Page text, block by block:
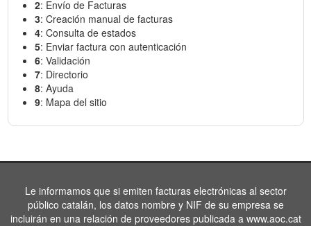
2: Envío de Facturas
3: Creación manual de facturas
4: Consulta de estados
5: Enviar factura con autenticación
6: Validación
7: Directorio
8: Ayuda
9: Mapa del sitio
Le informamos que si emiten facturas electrónicas al sector
público catalán, los datos nombre y NIF de su empresa se
incluirán en una relación de proveedores publicada a www.aoc.cat